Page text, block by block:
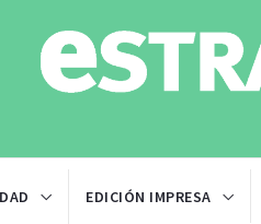
EDICIÓN IMPRESA